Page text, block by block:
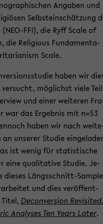
An­ga­ben und
Selbst­ein­schät­zung
​FFI), die Ryff Scale of
die Re­li­gious Fun­da­men­ta­
Scale.
haben wir
mög­lichst viele
und einer wei­te­ren
war das Er­geb­nis mit n=53
haben wir nach
un­se­rer Stu­die
ist wenig für sta­tis­ti­sche
eine qua­li­ta­ti­ve Stu­die. Je­
Längsschnitt-​
und dies ver­öf­fent­
De­con­ver­si­on Re­vi­si­ted.
Ana­ly­ses Ten Years Later.